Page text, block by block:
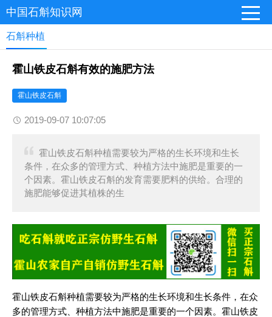
中国石斛知识网
石斛种植
霍山铁皮石斛有效的施肥方法
霍山铁皮石斛
2019-09-07 10:07:05
霍山铁皮石斛种植需要较为严格的生长环境和生长
条件，在众多的管理方式、种植方法中施肥是重要的一
个因素。霍山铁皮石斛的发育需要肥料的供给。合理的
施肥能够促进其植株的生
霍山铁皮石斛种植需要较为严格的生长环境和生长条件，在众
多的管理方式、种植方法中施肥是重要的一个因素。霍山铁皮